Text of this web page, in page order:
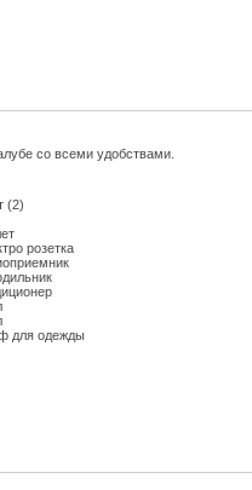
со всеми удобствами.
(2)
розетка
для одежды